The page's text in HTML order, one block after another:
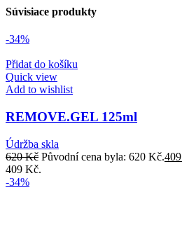
Súvisiace produkty
-34%
Přidat do košíku
Quick view
Add to wishlist
REMOVE.GEL 125ml
Údržba skla
620Kč Původní cena byla: 620 Kč.409
409 Kč.
-34%